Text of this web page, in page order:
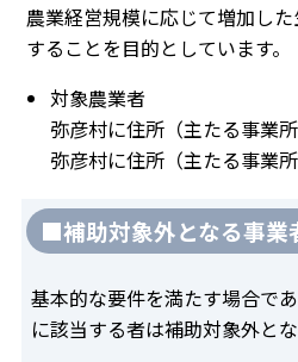
農業経営規模に応じて増加し
することを目的としています。
対象農業者
弥彦村に住所（主たる事業
弥彦村に住所（主たる事業
■補助対象外となる事業
基本的な要件を満たす場合で
に該当する者は補助対象外とな